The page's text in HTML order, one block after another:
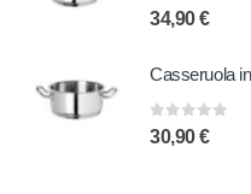
0 out of 5
34,90€
0out of 5
30,90€